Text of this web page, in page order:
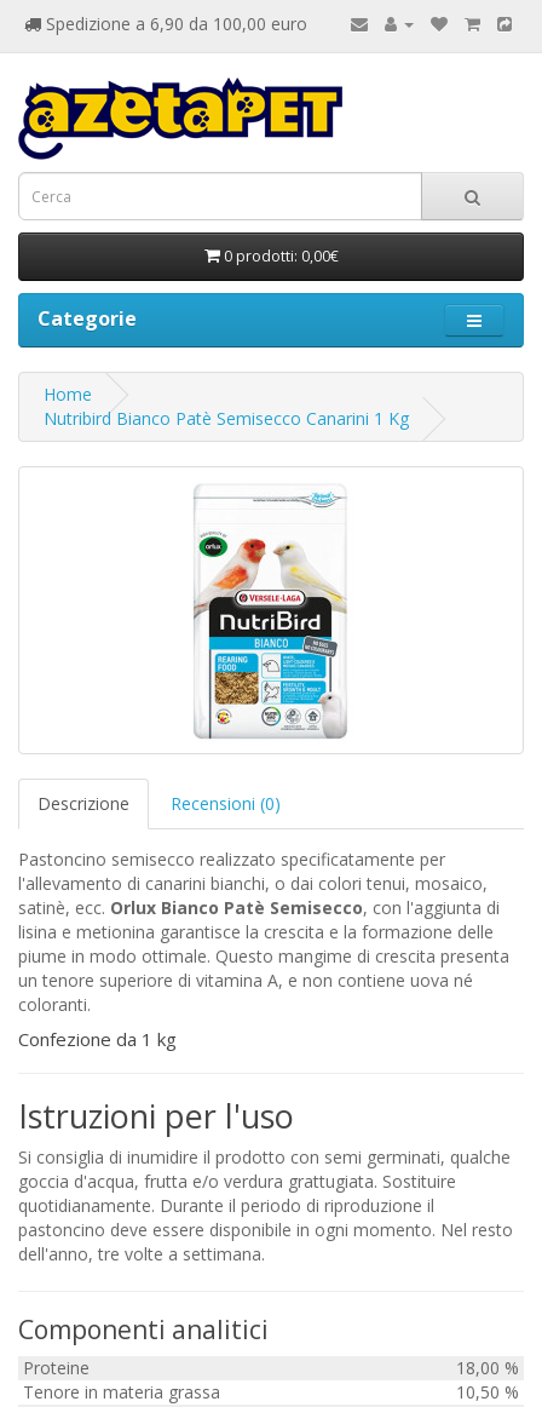
Spedizione a 6,90 da 100,00 euro
0 prodotti: 0,00€
Categorie
Home
Nutribird Bianco Patè Semisecco Canarini 1 Kg
Descrizione Recensioni (0)
Pastoncino semisecco realizzato specificatamente per
l'allevamento di canarini bianchi, o dai colori tenui, mosaico,
satinè, ecc. Orlux Bianco Patè Semisecco, con l'aggiunta di
lisina e metionina garantisce la crescita e la formazione delle
piume in modo ottimale. Questo mangime di crescita presenta
un tenore superiore di vitamina A, e non contiene uova né
coloranti.
Confezione da 1 kg
Istruzioni per l'uso
Si consiglia di inumidire il prodotto con semi germinati, qualche
goccia d'acqua, frutta e/o verdura grattugiata. Sostituire
quotidianamente. Durante il periodo di riproduzione il
pastoncino deve essere disponibile in ogni momento. Nel resto
dell'anno, tre volte a settimana.
Componenti analitici
Proteine
18,00 %
Tenore in materia grassa
10,50 %